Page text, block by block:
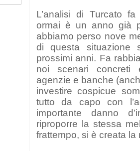
L’analisi di Turcato
ormai è un anno già
abbiamo perso nove
di questa situazione
prossimi anni. Fa
noi scenari concreti
agenzie e banche
investire cospicue
tutto da capo con
importante danno
riproporre la stessa
frattempo, si è creata la